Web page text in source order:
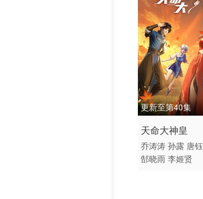
更新至第40集
2025 / 大陆 / 国语
国产动漫
天命大神皇
乔涛涛 孙露 唐钰
郜晓雨 李姬贤